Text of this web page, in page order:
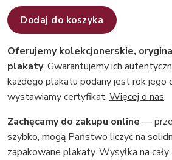
Dodaj do koszyka
Oferujemy kolekcjonerskie,
plakaty. Gwarantujemy ich
każdego plakatu podany jest rok jego
wystawiamy certyfikat. Więcej o nas.
Zachęcamy do zakupu online —
szybko, mogą Państwo liczyć na
zapakowane plakaty. Wysyłka na